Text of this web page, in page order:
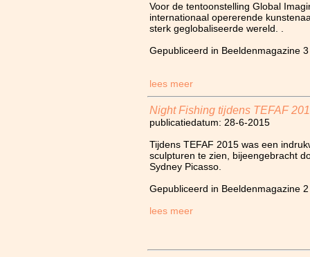
Voor de tentoonstelling Global
internationaal opererende
sterk geglobaliseerde wereld. .
Gepubliceerd in Beeldenmagazine
lees meer
Night Fishing tijdens TEFAF
publicatiedatum: 28-6-2015
Tijdens TEFAF 2015 was een
sculpturen te zien, bijeengebracht
Sydney Picasso.
Gepubliceerd in Beeldenmagazine
lees meer